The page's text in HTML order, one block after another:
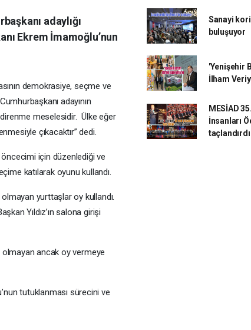
adaylığı
Ekrem İmamoğlu’nun
demokrasiye, seçme ve
adayının
meselesidir. Ülke eğer
çıkacaktır” dedi.
öncecimi için düzenlediği ve
katılarak oyunu kullandı.
yurttaşlar oy kullandı.
Yıldız’ın salona girişi
olmayan ancak oy vermeye
tutuklanması sürecini ve
Sanayi
buluşuyor
'Yenişehir
İlham
MESİAD 35.
İnsanları